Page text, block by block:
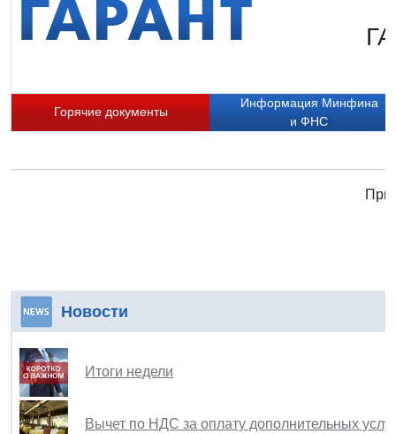
Горячие документы
Информация Минфина
и ФНС
Новости
Итоги недели
Вычет по НДС за оплату дополнительных